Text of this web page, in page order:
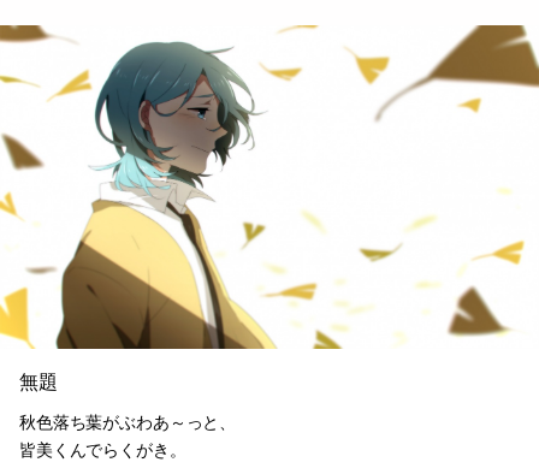
無題
秋色落ち葉がぶわあ～っと、
皆美くんでらくがき。